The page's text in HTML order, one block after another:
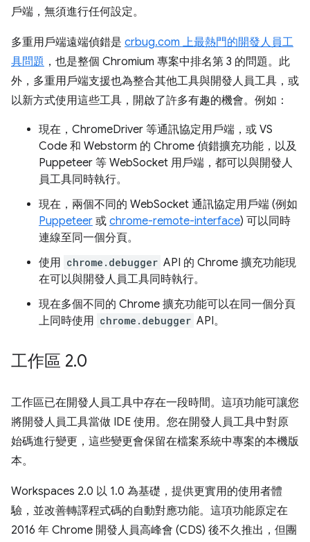
戶端，無須進行任何設定。
多重用戶端遠端偵錯是 crbug.com 上最熱門的開發人員工
具問題 ，也是整個 Chromium 專案中排名第 3 的問題。此
外，多重用戶端支援也為整合其他工具與開發人員工具，或
以新方式使用這些工具，開啟了許多有趣的機會。例如：
現在，ChromeDriver 等通訊協定用戶端，或 VS
Code 和 Webstorm 的 Chrome 偵錯擴充功能，以及
Puppeteer 等 WebSocket 用戶端，都可以與開發人
員工具同時執行。
現在，兩個不同的 WebSocket 通訊協定用戶端 (例如
Puppeteer 或 chrome-remote-interface) 可以同時
連線至同一個分頁。
使用 chrome.debugger API 的 Chrome 擴充功能現
在可以與開發人員工具同時執行。
現在多個不同的 Chrome 擴充功能可以在同一個分頁
上同時使用 chrome.debugger API。
工作區 2.0
工作區已在開發人員工具中存在一段時間。這項功能可讓您
將開發人員工具當做 IDE 使用。您在開發人員工具中對原
始碼進行變更，這些變更會保留在檔案系統中專案的本機版
本。
Workspaces 2.0 以 1.0 為基礎，提供更實用的使用者體
驗，並改善轉譯程式碼的自動對應功能。這項功能原定在
2016 年 Chrome 開發人員高峰會 (CDS) 後不久推出，但團